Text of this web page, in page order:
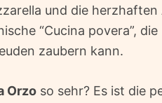
und die
“Cucina povera”,
zaubern kann.
Orzo so sehr? Es ist die